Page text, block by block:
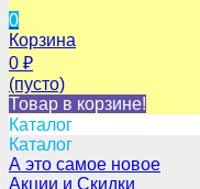
0
Корзина
0 ₽
(пусто)
Товар в корзине!
Каталог
Каталог
А это самое новое
Акции и Скидки